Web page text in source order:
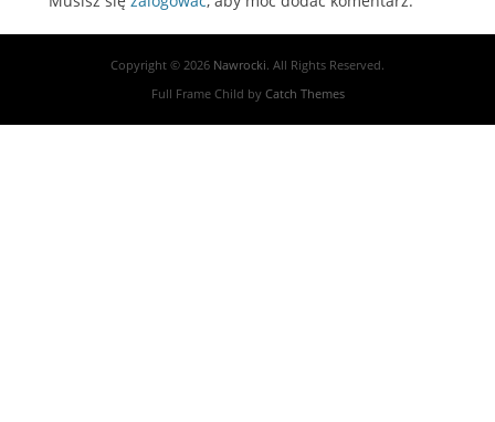
Copyright © 2026 Nawrocki. All Rights Reserved.
Full Frame Child by Catch Themes